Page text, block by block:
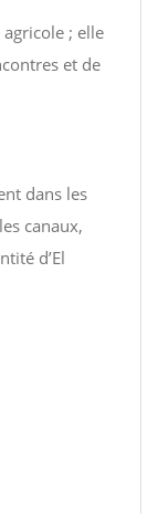
agricole ; elle
et de
dans les
canaux,
d’El